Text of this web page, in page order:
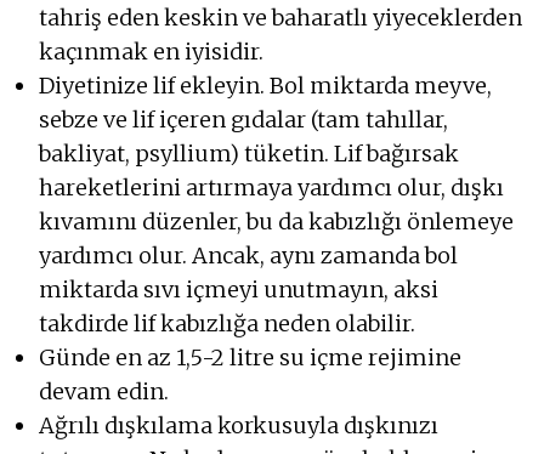
tahriş eden keskin ve baharatlı yiyeceklerden
kaçınmak en iyisidir.
Diyetinize lif ekleyin. Bol miktarda meyve,
sebze ve lif içeren gıdalar (tam tahıllar,
bakliyat, psyllium) tüketin. Lif bağırsak
hareketlerini artırmaya yardımcı olur, dışkı
kıvamını düzenler, bu da kabızlığı önlemeye
yardımcı olur. Ancak, aynı zamanda bol
miktarda sıvı içmeyi unutmayın, aksi
takdirde lif kabızlığa neden olabilir.
Günde en az 1,5-2 litre su içme rejimine
devam edin.
Ağrılı dışkılama korkusuyla dışkınızı